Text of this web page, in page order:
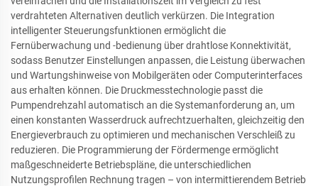
verdrahteten Alternativen deutlich verkürzen. Die Integration
intelligenter Steuerungsfunktionen ermöglicht die
Fernüberwachung und -bedienung über drahtlose Konnektivität,
sodass Benutzer Einstellungen anpassen, die Leistung überwachen
und Wartungshinweise von Mobilgeräten oder Computerinterfaces
aus erhalten können. Die Druckmesstechnologie passt die
Pumpendrehzahl automatisch an die Systemanforderung an, um
einen konstanten Wasserdruck aufrechtzuerhalten, gleichzeitig den
Energieverbrauch zu optimieren und mechanischen Verschleiß zu
reduzieren. Die Programmierung der Fördermenge ermöglicht
maßgeschneiderte Betriebspläne, die unterschiedlichen
Nutzungsprofilen Rechnung tragen – von intermittierendem Betrieb